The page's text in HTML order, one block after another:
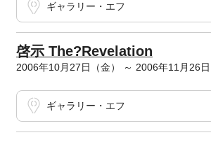
ギャラリー・エフ
啓示 The?Revelation
2006年10月27日（金） ～ 2006年11月26日
ギャラリー・エフ